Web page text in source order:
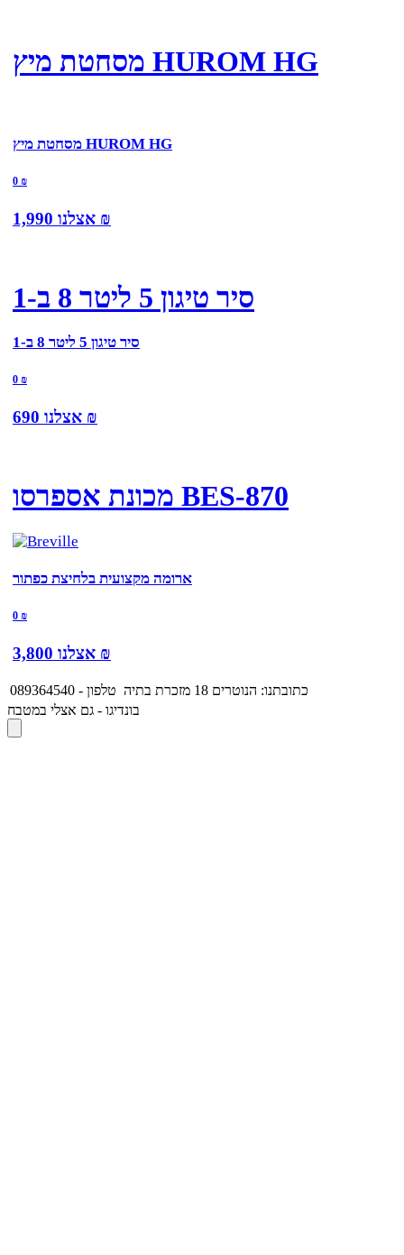
מסחטת מיץ HUROM HG
מסחטת מיץ HUROM HG
0 ₪
אצלנו 1,990 ₪
סיר טיגון 5 ליטר 8 ב-1
סיר טיגון 5 ליטר 8 ב-1
0 ₪
אצלנו 690 ₪
מכונת אספרסו BES-870
ארומה מקצועית בלחיצת כפתור
0 ₪
אצלנו 3,800 ₪
כתובתנו: הנוטרים 18 מזכרת בתיה
טלפון - 089364540
בונדיגו - גם אצלי במטבח